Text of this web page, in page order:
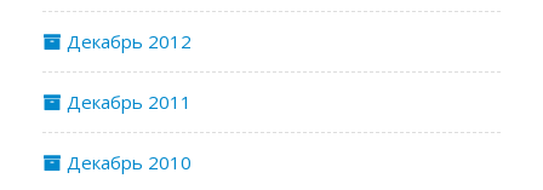
Декабрь 2012
Декабрь 2011
Декабрь 2010